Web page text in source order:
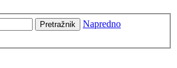
Pretražnik
Napredno